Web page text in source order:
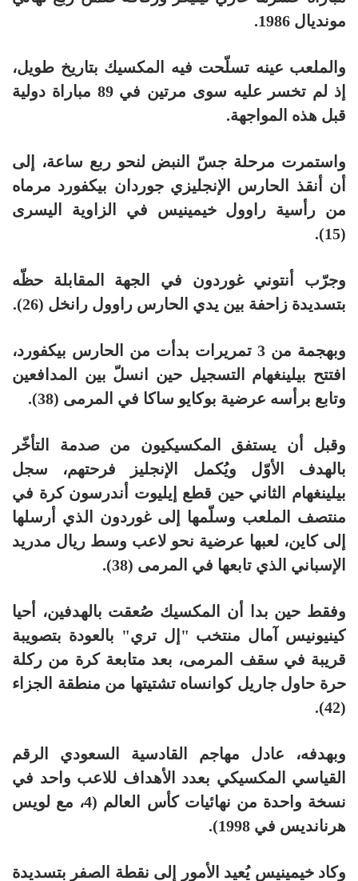
مونديال 1986.
والملعب عينه تسلّحت فيه المكسيك بتاريخ طويل،
إذ لم تخسر عليه سوى مرتين في 89 مباراة دولية
قبل هذه المواجهة.
واستمرت مرحلة جسّ النبض لنحو ربع ساعة، إلى
أن أنقذ الحارس الإنجليزي جوردان بيكفورد مرماه
من رأسية راوول خيمينيس في الزاوية اليسرى
(15).
وجرّب أنتوني غوردون في الجهة المقابلة حظّه
بتسديدة زاحفة بين يدي الحارس راوول رانخل (26).
وبهجمة من 3 تمريرات بدأت من الحارس بيكفورد،
افتتح بيلينغهام التسجيل حين انسلّ بين المدافعين
وتابع برأسه عرضية بوكايو ساكا في المرمى (38).
وقبل أن يستفق المكسيكيون من صدمة التأخّر
بالهدف الأوّل ويُكمل الإنجليز فرحتهم، سجل
بيلينغهام الثاني حين قطع إيليوت أندرسون كرة في
منتصف الملعب وسلّمها إلى غوردون الذي أرسلها
إلى كاين، لعبها عرضية نحو لاعب وسط ريال مدريد
الإسباني الذي تابعها في المرمى (38).
وفقط حين بدا أن المكسيك صُعقت بالهدفين، أحيا
كينيونيس آمال منتخب "إل تري" بالعودة بتصويبة
قريبة في سقف المرمى، بعد متابعة كرة من ركلة
حرة حاول جاريل كوانساه تشتيتها من منطقة الجزاء
(42).
وبهدفه، عادل مهاجم القادسية السعودي الرقم
القياسي المكسيكي بعدد الأهداف للاعب واحد في
نسخة واحدة من نهائيات كأس العالم (4، مع لويس
هرنانديس في 1998).
وكاد خيمينيس يُعيد الأمور إلى نقطة الصفر بتسديدة